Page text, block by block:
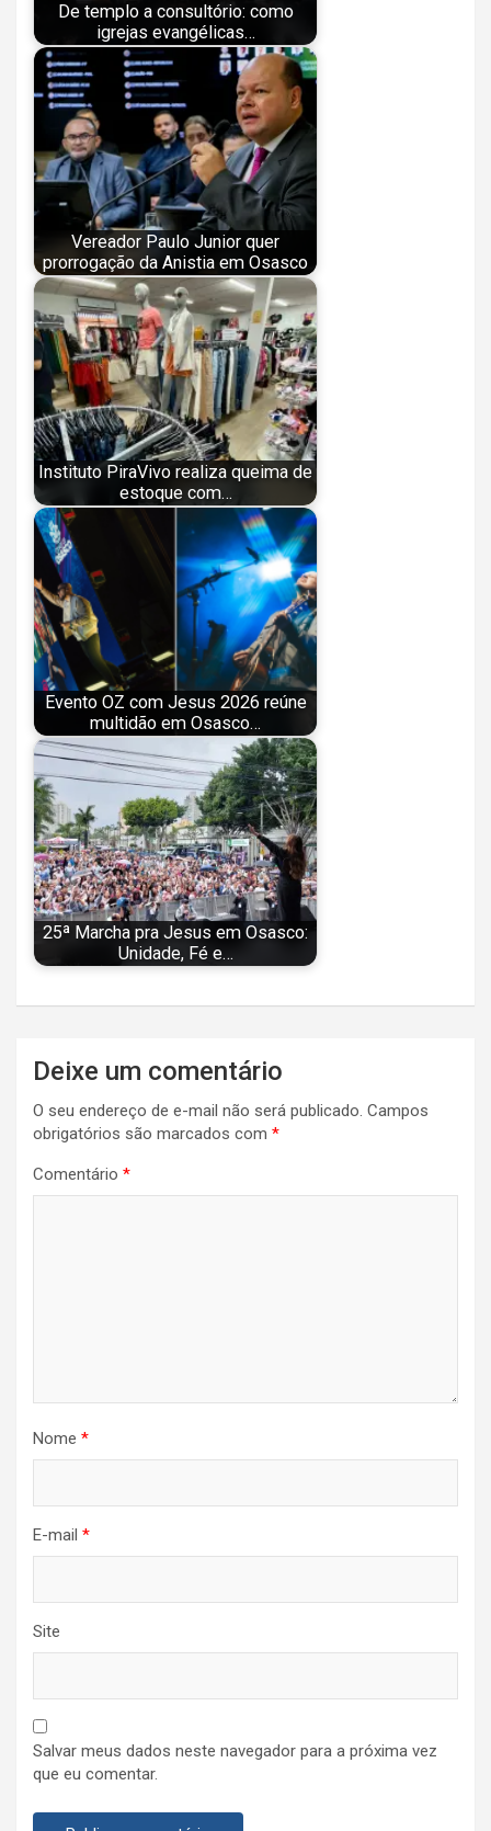
De templo a consultório: como
igrejas evangélicas…
Vereador Paulo Junior quer
prorrogação da Anistia em Osasco
Instituto PiraVivo realiza queima de
estoque com…
Evento OZ com Jesus 2026 reúne
multidão em Osasco…
25ª Marcha pra Jesus em Osasco:
Unidade, Fé e…
Navegação
de
Post
Deixe um comentário
O seu endereço de e-mail não será publicado. Campos
obrigatórios são marcados com *
Comentário *
Nome *
E-mail *
Site
Salvar meus dados neste navegador para a próxima vez
que eu comentar.